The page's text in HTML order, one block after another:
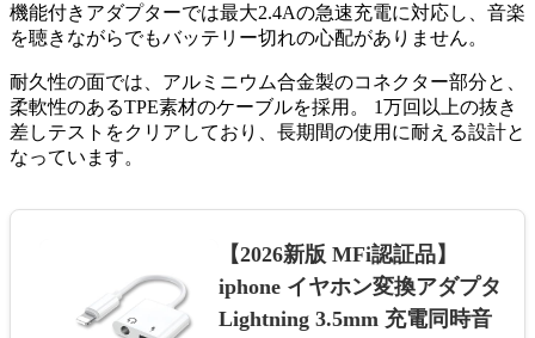
機能付きアダプターでは最大2.4Aの急速充電に対応し、音楽
を聴きながらでもバッテリー切れの心配がありません。
耐久性の面では、アルミニウム合金製のコネクター部分と、
柔軟性のあるTPE素材のケーブルを採用。 1万回以上の抜き
差しテストをクリアしており、長期間の使用に耐える設計と
なっています。
【2026新版 MFi認証品】
iphone イヤホン変換アダプタ
Lightning 3.5mm 充電同時音